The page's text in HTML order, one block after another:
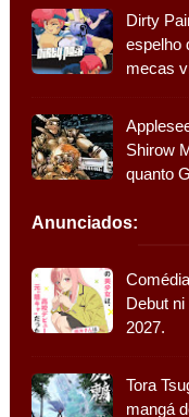
Dirty
espelho
mecas
Shirow
quanto
Anunciados:
Debut
2027.
Tora
mangá